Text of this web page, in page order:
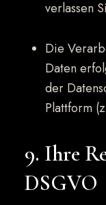
verlassen
Die
Daten
der
Plattform
9. Ihre
DSGVO